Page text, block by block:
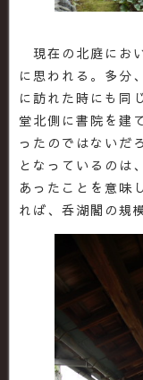
現在の北庭にお
に思われる。多分
に訪れた時にも同
堂北側に書院を建
ったのではないだ
となっているのは
あったことを意味
れば、呑湖閣の規